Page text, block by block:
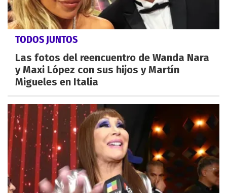
TODOS JUNTOS
Las fotos del reencuentro de Wanda Nara
y Maxi López con sus hijos y Martín
Migueles en Italia